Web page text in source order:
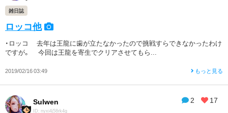
雑日誌
ロッコ他
・ロッコ 去年は王龍に歯が立たなかったので挑戦すらできなかったわけ
ですが。 今回は王龍を寄生でクリアさせてもら...
2019/02/16 03:49 もっと見る
2 17
Sulwen
ID: nyxi4j58rk4g